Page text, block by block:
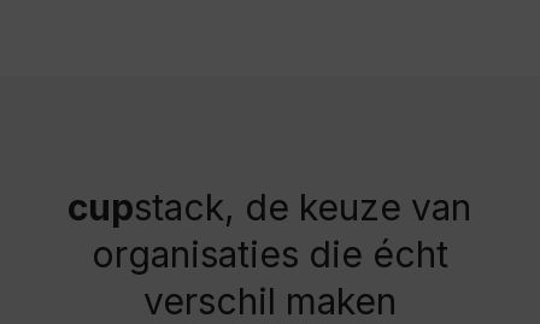
cupstack, de keuze van
organisaties die écht
verschil maken